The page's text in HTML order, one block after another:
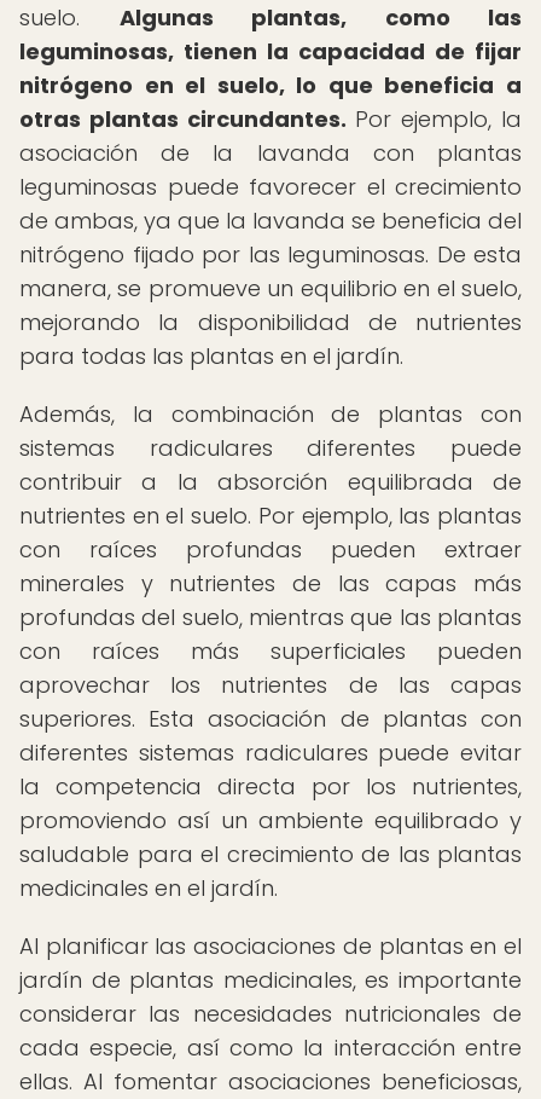
suelo. Algunas plantas, como las
leguminosas, tienen la capacidad de fijar
nitrógeno en el suelo, lo que beneficia a
otras plantas circundantes. Por ejemplo, la
asociación de la lavanda con plantas
leguminosas puede favorecer el crecimiento
de ambas, ya que la lavanda se beneficia del
nitrógeno fijado por las leguminosas. De esta
manera, se promueve un equilibrio en el suelo,
mejorando la disponibilidad de nutrientes
para todas las plantas en el jardín.
Además, la combinación de plantas con
sistemas radiculares diferentes puede
contribuir a la absorción equilibrada de
nutrientes en el suelo. Por ejemplo, las plantas
con raíces profundas pueden extraer
minerales y nutrientes de las capas más
profundas del suelo, mientras que las plantas
con raíces más superficiales pueden
aprovechar los nutrientes de las capas
superiores. Esta asociación de plantas con
diferentes sistemas radiculares puede evitar
la competencia directa por los nutrientes,
promoviendo así un ambiente equilibrado y
saludable para el crecimiento de las plantas
medicinales en el jardín.
Al planificar las asociaciones de plantas en el
jardín de plantas medicinales, es importante
considerar las necesidades nutricionales de
cada especie, así como la interacción entre
ellas. Al fomentar asociaciones beneficiosas,